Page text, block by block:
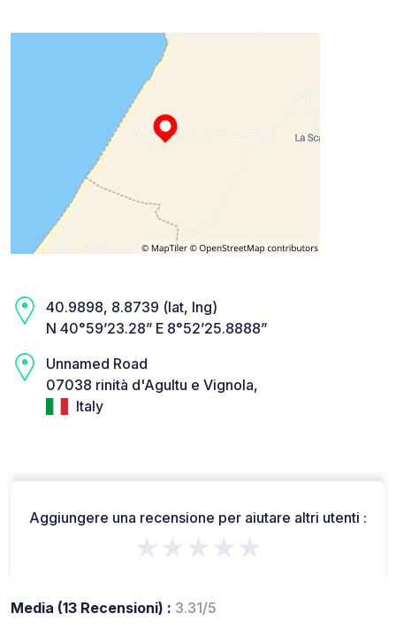
40.9898, 8.8739 (lat, lng)
N 40°59’23.28” E 8°52’25.8888”
Unnamed Road
07038 rinità d'Agultu e Vignola,
Italy
Aggiungere una recensione per aiutare altri utenti :
★★★★★
Media (13 Recensioni) : 3.31/5